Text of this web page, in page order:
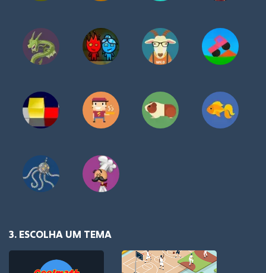
3. ESCOLHA UM TEMA